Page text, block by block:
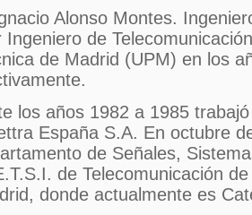
Alonso Montes.
Ingeniero de
de Madrid (UPM) en los
los años 1982 a 1985
España S.A. En octubre
de Señales,
de Telecomunicación
donde actualmente es